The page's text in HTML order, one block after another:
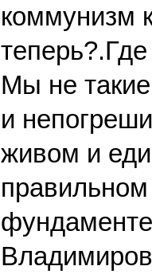
коммунизм
Мы не
и
живом и